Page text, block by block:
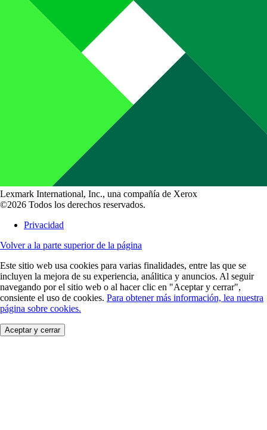
Lexmark International, Inc., una compañía de Xerox
©2026 Todos los derechos reservados.
Privacidad
Volver a la parte superior de la página
Este sitio web usa cookies para varias finalidades, entre las que se
incluyen la mejora de su experiencia, análitica y anuncios. Al seguir
navegando por el sitio web o al hacer clic en "Aceptar y cerrar",
consiente el uso de cookies. Para obtener más información, lea nuestra
página sobre cookies.
Aceptar y cerrar